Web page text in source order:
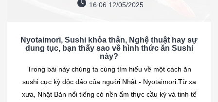
16:06 12/05/2025
Nyotaimori, Sushi khỏa thân, Nghệ thuật hay sự
dung tục, bạn thấy sao về hình thức ăn Sushi
này?
Trong bài này chúng ta cùng tìm hiểu về một cách ăn
sushi cực kỳ độc đáo của người Nhật - Nyotaimori.Từ xa
xưa, Nhật Bản nổi tiếng có nền ẩm thực cầu kỳ và tinh tế